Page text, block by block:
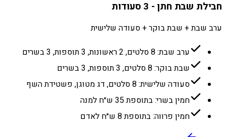
חבילת שבת חתן - 3 סעודות
ערב שבת + שבת בוקר + סעודה שלישית
ערב שבת: 8 סלטים, 2 ראשונות, 3 תוספות, 3 בשרים
שבת בוקר: 8 סלטים, 3 תוספות, 3 בשרים
סעודה שלישית: 8 סלטים, דג מטוגן, פשטידת השף
חמין בשרי: בתוספת 35 ש״ח למנה
חמין פרווה: בתוספת 8 ש״ח לאדם